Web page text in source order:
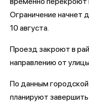
Ограничение начнет
10 августа.
Проезд закроют в
направлению от
По данным
планируют